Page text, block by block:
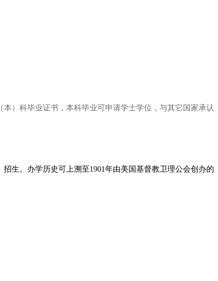
）科毕业证书，本科毕业可申请学士学位，与其它国家承认
生。办学历史可上溯至1901年由美国基督教卫理公会创办的